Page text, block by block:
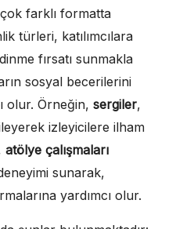
farklı formatta
türleri, katılımcılara
fırsatı sunmakla
sosyal becerilerini
olur. Örneğin, sergiler,
izleyicilere ilham
atölye çalışmaları
sunarak,
yardımcı olur.